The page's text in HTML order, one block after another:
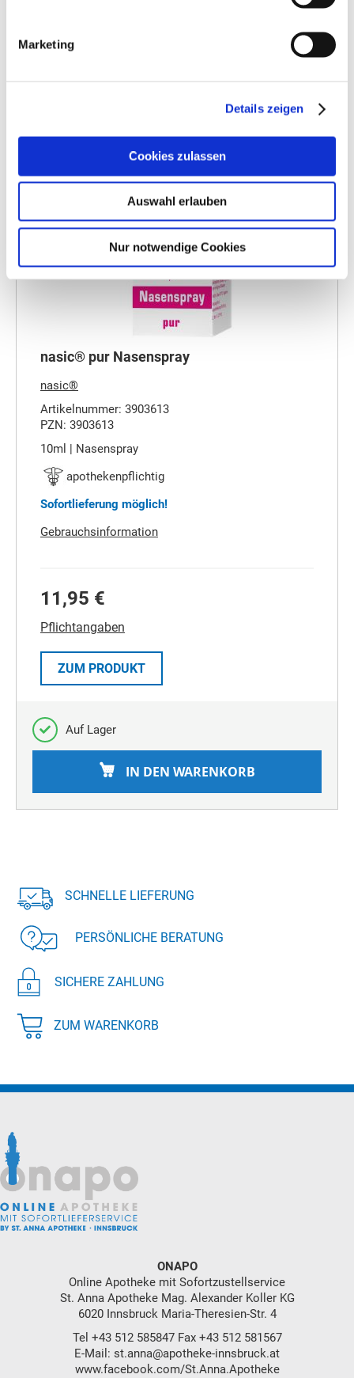
Marketing
Details zeigen
Cookies zulassen
Auswahl erlauben
Nur notwendige Cookies
nasic® pur Nasenspray
nasic®
Artikelnummer: 3903613
PZN: 3903613
10ml | Nasenspray
apothekenpflichtig
Sofortlieferung möglich!
Gebrauchsinformation
11,95 €
Pflichtangaben
ZUM PRODUKT
Auf Lager
IN DEN WARENKORB
SCHNELLE LIEFERUNG
PERSÖNLICHE BERATUNG
SICHERE ZAHLUNG
ZUM WARENKORB
ONAPO
Online Apotheke mit Sofortzustellservice
St. Anna Apotheke Mag. Alexander Koller KG
6020 Innsbruck Maria-Theresien-Str. 4
Tel +43 512 585847Fax +43 512 581567
E-Mail: st.anna@apotheke-innsbruck.at
www.facebook.com/St.Anna.Apotheke